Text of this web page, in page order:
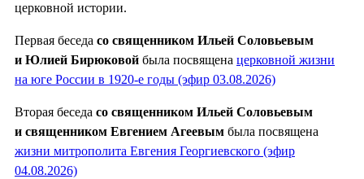
церковной истории.
Первая беседа со священником Ильей Соловьевым
и Юлией Бирюковой была посвящена церковной жизни
на юге России в 1920-е годы (эфир 03.08.2026)
Вторая беседа со священником Ильей Соловьевым
и священником Евгением Агеевым была посвящена
жизни митрополита Евгения Георгиевского (эфир
04.08.2026)